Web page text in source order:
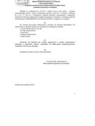
Go to the collection